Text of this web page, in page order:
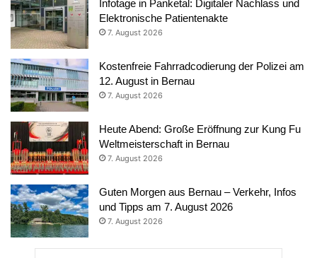
Infotage in Panketal: Digitaler Nachlass und
Elektronische Patientenakte
7. August 2026
Kostenfreie Fahrradcodierung der Polizei am
12. August in Bernau
7. August 2026
Heute Abend: Große Eröffnung zur Kung Fu
Weltmeisterschaft in Bernau
7. August 2026
Guten Morgen aus Bernau – Verkehr, Infos
und Tipps am 7. August 2026
7. August 2026